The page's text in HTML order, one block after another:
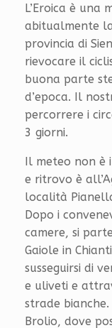
L’Eroica è una
abitualmente
provincia di
rievocare il
buona parte
d’epoca. Il
percorrere i
3 giorni.
Il meteo non è
e ritrovo è
località
Dopo i
camere, si
Gaiole in
susseguirsi di
e uliveti e
strade
Brolio, dove